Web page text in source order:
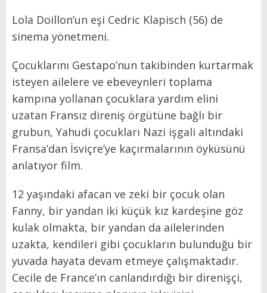
Lola Doillon’un eşi Cedric Klapisch (56) de
sinema yönetmeni.
Çocuklarını Gestapo’nun takibinden kurtarmak
isteyen ailelere ve ebeveynleri toplama
kampına yollanan çocuklara yardım elini
uzatan Fransız direniş örgütüne bağlı bir
grubun, Yahudi çocukları Nazi işgali altındaki
Fransa’dan İsviçre’ye kaçırmalarının öyküsünü
anlatıyor film.
12 yaşındaki afacan ve zeki bir çocuk olan
Fanny, bir yandan iki küçük kız kardeşine göz
kulak olmakta, bir yandan da ailelerinden
uzakta, kendileri gibi çocukların bulunduğu bir
yuvada hayata devam etmeye çalışmaktadır.
Cecile de France’ın canlandırdığı bir direnişçi,